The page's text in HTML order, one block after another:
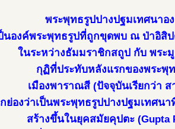
พระพุทธรูปปางปฐมเทศนาอ
นองค์พระพุทธรูปที่ถูกขุดพบ ณ ป่าอิสิ
ในระหว่างธัมมราชิกสถูป กับ พระ
กุฏิที่ประทับหลังแรกของพระพุท
เมืองพาราณสี (ปัจจุบันเรียกว่า ส
ย่องว่าเป็นพระพุทธรูปปางปฐมเทศน
สร้างขึ้นในยุคสมัยคุปตะ (Gupta